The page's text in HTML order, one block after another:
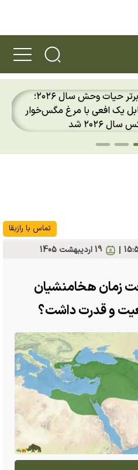
۱۰ عکس برتر حیات وحش سال ۲۰۲۶؛
یک افعی با مرغ مگس‌خوار
۲۰۲۶ شد
تماس با رازبقا
19 ارديبهشت 1405
زمان هخامنشیان
و قدرت داشت؟